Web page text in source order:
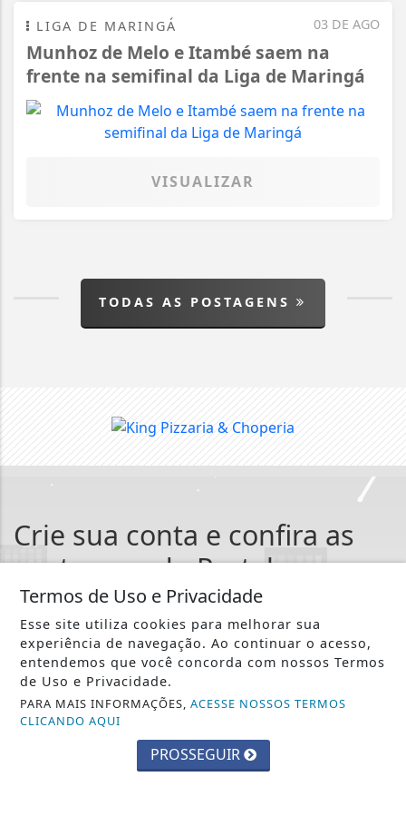
03 DE AGO
LIGA DE MARINGÁ
Munhoz de Melo e Itambé saem na
frente na semifinal da Liga de Maringá
VISUALIZAR
TODAS AS POSTAGENS
Crie sua conta e confira as
vantagens do Portal
Você pode ler matérias exclusivas, anunciar
classificados e muito mais!
CRIAR MINHA CONTA
Termos de Uso e Privacidade
Esse site utiliza cookies para melhorar sua
experiência de navegação. Ao continuar o acesso,
entendemos que você concorda com nossos Termos
de Uso e Privacidade.
PARA MAIS INFORMAÇÕES,ACESSE NOSSOS TERMOS
CLICANDO AQUI
PROSSEGUIR